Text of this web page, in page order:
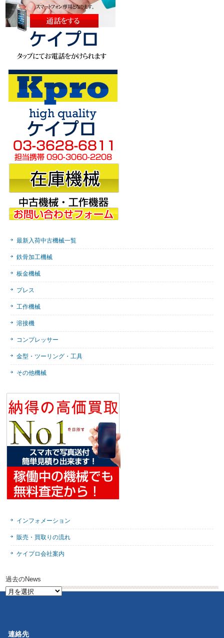
最新入荷中古機械一覧
鉄骨加工機械
板金機械
プレス
工作機械
溶接機
コンプレッサー
金型・ツーリング・工具
その他機械
インフォメーション
販売・買取りの流れ
ケイプロ会社案内
過去のNews
過
連絡先